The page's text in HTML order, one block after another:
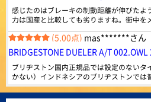
顧客満足度第一で技術
TREK（マックストレ
ぶ技術力を備えてお
どの認証も取得。 道
性を持ったタイヤを
総合評価：816件
MINERVA
感じたのはブレーキの制動距離が伸びた
力は国産と比較しても劣りますね。街中を
すが、そうでない方には他を探したほうが
(5.00点) mas*******さん
BRIDGESTONE DUELER A/T
ブリヂストン国内正規品では設定のないタ
かない）インドネシアのブリヂストンで
です。まだ装着していません。 海外メー
ょうが、性能劣化が少ないという意味で期
(5.00点)gmt*******さん